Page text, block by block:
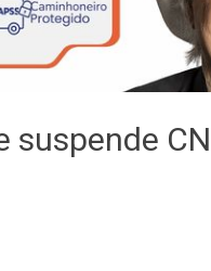
suspende